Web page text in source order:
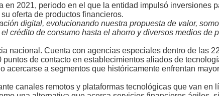
en 2021, periodo en el que la entidad impulsó inversiones
oferta de productos financieros.
digital, evolucionando nuestra propuesta de valor,
crédito de consumo hasta el ahorro y diversos medios de
nacional. Cuenta con agencias especiales dentro de las
de contacto en establecimientos aliados de
acercarse a segmentos que históricamente enfrentan
canales remotos y plataformas tecnológicas que van en